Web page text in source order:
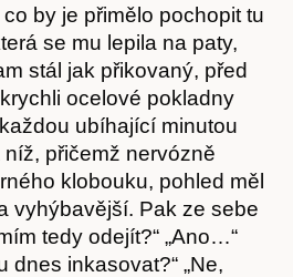
by je přimělo pochopit tu
se mu lepila na paty,
stál jak přikovaný, před
ocelové pokladny
ubíhající minutou
přičemž nervózně
klobouku, pohled měl
vyhýbavější. Pak ze sebe
tedy odejít?“ „Ano…“
dnes inkasovat?“ „Ne,